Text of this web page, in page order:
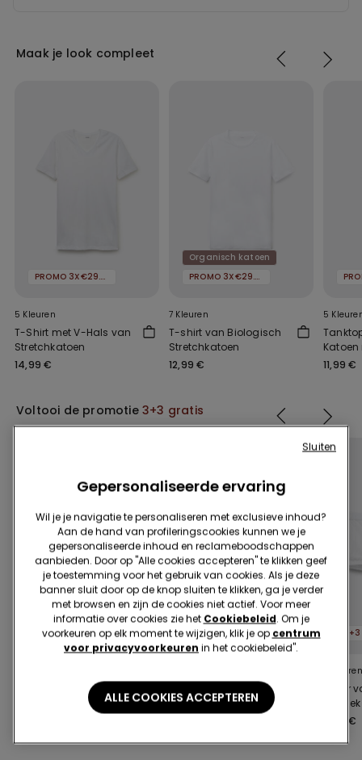
Maak je look compleet
PROMO 3X€29.99
5 Kleuren
T-Shirt met V-Hals van
Stretchkatoen
14,99 €
Organisch katoen
PROMO 3X€29.99
7 Kleuren
T-shirt van Biologisch
Stretchkatoen
12,99 €
5
Katoen
11,99 €
Voltooi de promotie 3+3 gratis
3+3 gratis
Organisch katoen
3+3 gratis
Slip van Biologisch
Katoen met
Contrasterende
7 Kleuren
Boxer
11,99 €
Gepersonaliseerde ervaring
Wil je je navigatie te personaliseren met exclusieve inhoud?
Aan de hand van profileringscookies kunnen we je
gepersonaliseerde inhoud en reclameboodschappen
aanbieden. Door op "Alle cookies accepteren" te klikken geef
je toestemming voor het gebruik van cookies. Als je deze
banner sluit door op de knop sluiten te klikken, ga je verder
met browsen en zijn de cookies niet actief. Voor meer
informatie over cookies zie het Cookiebeleid. Om je
voorkeuren op elk moment te wijzigen, klik je op centrum
voor privacyvoorkeuren in het cookiebeleid".
ALLE COOKIES ACCEPTEREN
Sluiten